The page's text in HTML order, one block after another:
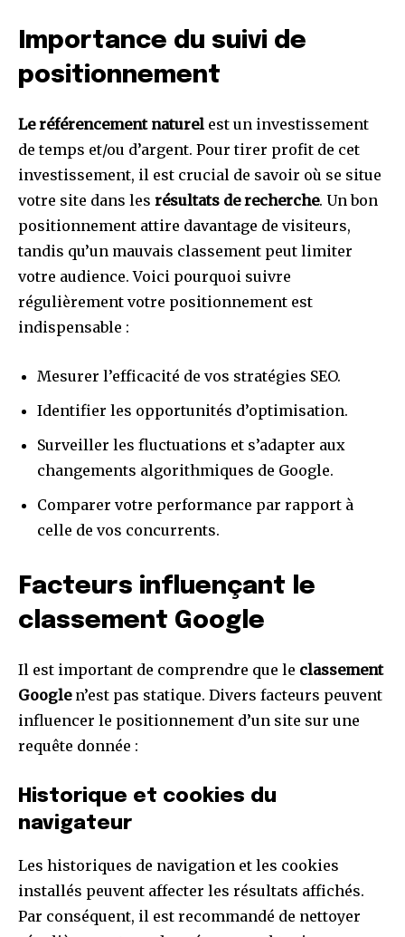
Importance du suivi de
positionnement
Le référencement naturel est un investissement
de temps et/ou d’argent. Pour tirer profit de cet
investissement, il est crucial de savoir où se situe
votre site dans les résultats de recherche. Un bon
positionnement attire davantage de visiteurs,
tandis qu’un mauvais classement peut limiter
votre audience. Voici pourquoi suivre
régulièrement votre positionnement est
indispensable :
Mesurer l’efficacité de vos stratégies SEO.
Identifier les opportunités d’optimisation.
Surveiller les fluctuations et s’adapter aux
changements algorithmiques de Google.
Comparer votre performance par rapport à
celle de vos concurrents.
Facteurs influençant le
classement Google
Il est important de comprendre que le classement
Googlen’est pas statique. Divers facteurs peuvent
influencer le positionnement d’un site sur une
requête donnée :
Historique et cookies du
navigateur
Les historiques de navigation et les cookies
installés peuvent affecter les résultats affichés.
Par conséquent, il est recommandé de nettoyer